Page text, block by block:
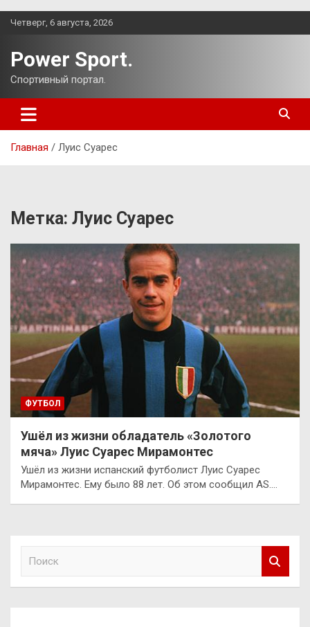
Перейти
Четверг, 6 августа, 2026
Power Sport.
Спортивный портал.
Главная Луис Суарес
Метка: Луис Суарес
ФУТБОЛ
Ушёл из жизни обладатель «Золотого
мяча» Луис Суарес Мирамонтес
Ушёл из жизни испанский футболист Луис Суарес
Мирамонтес. Ему было 88 лет. Об этом сообщил AS.…